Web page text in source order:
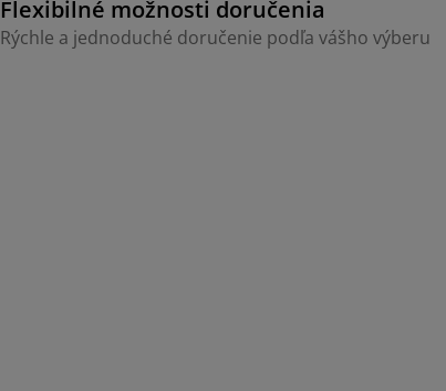
Flexibilné možnosti doručenia
Rýchle a jednoduché doručenie podľa vášho výberu